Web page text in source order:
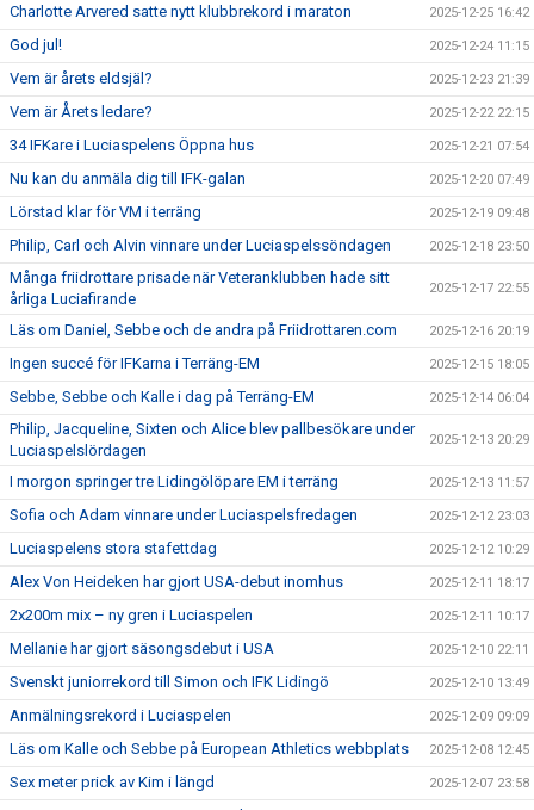
Charlotte Arvered satte nytt klubbrekord i maraton 2025-12-25 16:42
God jul! 2025-12-24 11:15
Vem är årets eldsjäl? 2025-12-23 21:39
Vem är Årets ledare? 2025-12-22 22:15
34 IFKare i Luciaspelens Öppna hus 2025-12-21 07:54
Nu kan du anmäla dig till IFK-galan 2025-12-20 07:49
Lörstad klar för VM i terräng 2025-12-19 09:48
Philip, Carl och Alvin vinnare under Luciaspelssöndagen 2025-12-18 23:50
Många friidrottare prisade när Veteranklubben hade sitt
årliga Luciafirande
2025-12-17 22:55
Läs om Daniel, Sebbe och de andra på Friidrottaren.com 2025-12-16 20:19
Ingen succé för IFKarna i Terräng-EM 2025-12-15 18:05
Sebbe, Sebbe och Kalle i dag på Terräng-EM 2025-12-14 06:04
Philip, Jacqueline, Sixten och Alice blev pallbesökare under
Luciaspelslördagen
2025-12-13 20:29
I morgon springer tre Lidingölöpare EM i terräng 2025-12-13 11:57
Sofia och Adam vinnare under Luciaspelsfredagen 2025-12-12 23:03
Luciaspelens stora stafettdag 2025-12-12 10:29
Alex Von Heideken har gjort USA-debut inomhus 2025-12-11 18:17
2x200m mix – ny gren i Luciaspelen 2025-12-11 10:17
Mellanie har gjort säsongsdebut i USA 2025-12-10 22:11
Svenskt juniorrekord till Simon och IFK Lidingö 2025-12-10 13:49
Anmälningsrekord i Luciaspelen 2025-12-09 09:09
Läs om Kalle och Sebbe på European Athletics webbplats 2025-12-08 12:45
Sex meter prick av Kim i längd 2025-12-07 23:58